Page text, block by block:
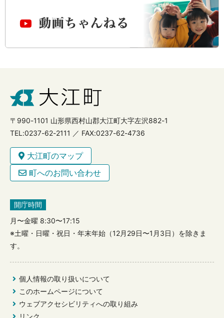
〒990-1101 山形県西村山郡大江町大字左沢882-1
TEL:0237-62-2111 ／ FAX:0237-62-4736
大江町のマップ
町へのお問い合わせ
開庁時間
月〜金曜 8:30〜17:15
※土曜・日曜・祝日・年末年始（12月29日〜1月3日）を除きま
す。
個人情報の取り扱いについて
このホームページについて
ウェブアクセシビリティへの取り組み